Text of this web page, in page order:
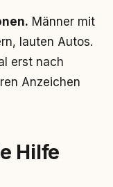
Männer mit
lauten Autos.
erst nach
Anzeichen
Hilfe